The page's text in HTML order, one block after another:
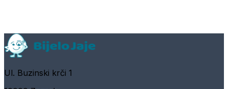
Ul. Buzinski krči 1